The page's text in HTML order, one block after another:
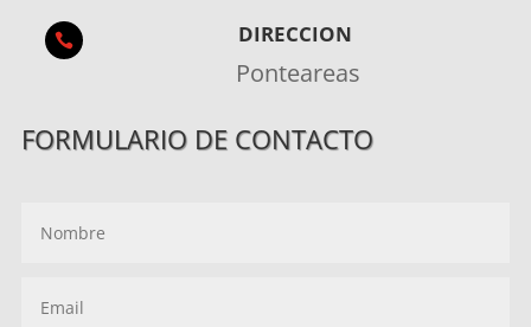
 DIRECCION
Ponteareas
FORMULARIO DE CONTACTO